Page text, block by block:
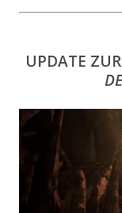
UPDATE